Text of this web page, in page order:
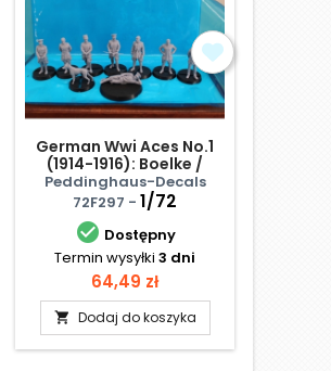
German Wwi Aces No.1
(1914-1916): Boelke /
Frankl / Wintgens /
Immelmann / Buddecke /
Höhndorf / Von Mulzer
And Parschau (3d-pr
Peddinghaus-Decals
72F297 - 1/72
 Dostępny
Termin wysyłki 3 dni
Cena
64,49 zł
 Dodaj do koszyka